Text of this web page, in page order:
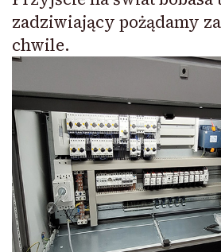
zadziwiający pożądamy
chwile.